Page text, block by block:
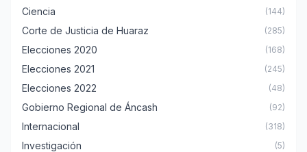
Ciencia (144)
Corte de Justicia de Huaraz (285)
Elecciones 2020 (168)
Elecciones 2021 (245)
Elecciones 2022 (48)
Gobierno Regional de Áncash (92)
Internacional (318)
Investigación (5)